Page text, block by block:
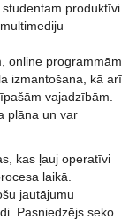
produktīvi
online programmām
izmantošana, kā arī
vajadzībām.
plāna un var
kas ļauj operatīvi
laikā.
jautājumu
Pasniedzējs seko